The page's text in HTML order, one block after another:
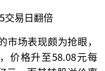
交易日翻倍
市场表现颇为抢眼，
价格升至58.08元每